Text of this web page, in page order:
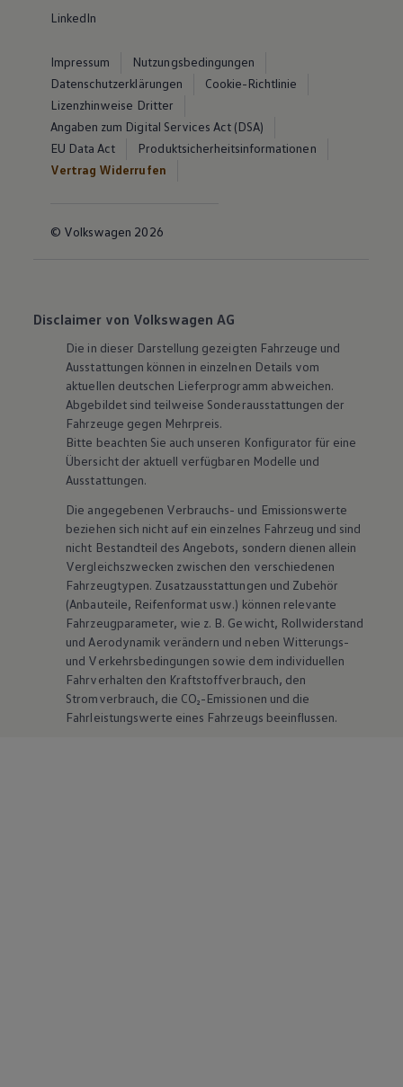
LinkedIn
Impressum
Nutzungsbedingungen
Datenschutzerklärungen
Cookie-Richtlinie
Lizenzhinweise Dritter
Angaben zum Digital Services Act (DSA)
EU Data Act
Produktsicherheitsinformationen
Vertrag Widerrufen
© Volkswagen 2026
Disclaimer von Volkswagen AG
Die in dieser Darstellung gezeigten Fahrzeuge und
Ausstattungen können in einzelnen Details vom
aktuellen deutschen Lieferprogramm abweichen.
Abgebildet sind teilweise Sonderausstattungen der
Fahrzeuge gegen Mehrpreis.
Bitte beachten Sie auch unseren Konfigurator für eine
Übersicht der aktuell verfügbaren Modelle und
Ausstattungen.
Die angegebenen Verbrauchs- und Emissionswerte
beziehen sich nicht auf ein einzelnes Fahrzeug und sind
nicht Bestandteil des Angebots, sondern dienen allein
Vergleichszwecken zwischen den verschiedenen
Fahrzeugtypen. Zusatzausstattungen und Zubehör
(Anbauteile, Reifenformat usw.) können relevante
Fahrzeugparameter, wie z. B. Gewicht, Rollwiderstand
und Aerodynamik verändern und neben Witterungs-
und Verkehrsbedingungen sowie dem individuellen
Fahrverhalten den Kraftstoffverbrauch, den
Stromverbrauch, die CO₂-Emissionen und die
Fahrleistungswerte eines Fahrzeugs beeinflussen.